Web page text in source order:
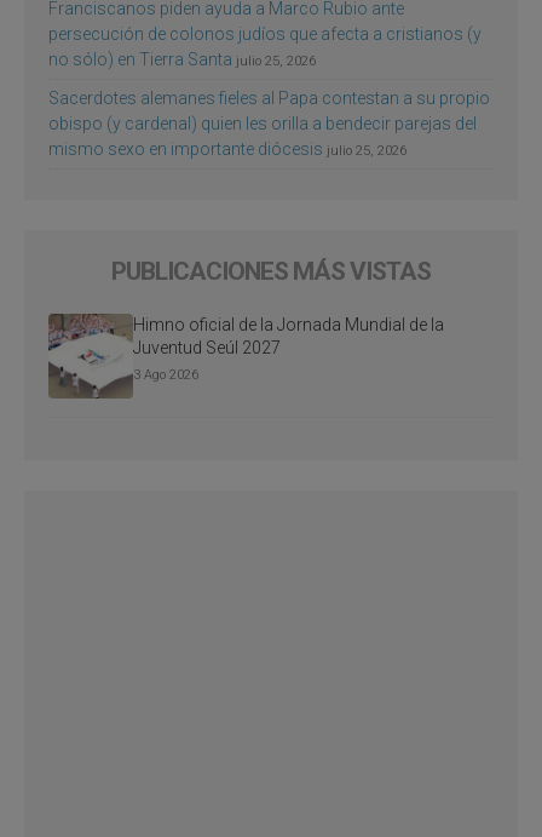
Franciscanos piden ayuda a Marco Rubio ante
persecución de colonos judíos que afecta a cristianos (y
no sólo) en Tierra Santa julio 25, 2026
Sacerdotes alemanes fieles al Papa contestan a su propio
obispo (y cardenal) quien les orilla a bendecir parejas del
mismo sexo en importante diócesis julio 25, 2026
PUBLICACIONES MÁS VISTAS
Himno oficial de la Jornada Mundial de la
Juventud Seúl 2027
3 Ago 2026